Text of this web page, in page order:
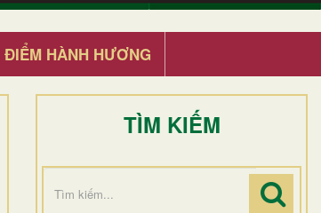
ĐIỂM HÀNH HƯƠNG
TÌM KIẾM